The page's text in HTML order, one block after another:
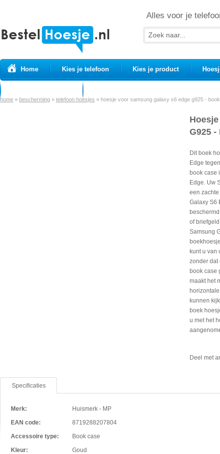
Alles voor je
Home Kies je telefoon Kies je product
home » bescherming » telefoon hoesjes » hoesje voor samsung galaxy s6 edge g925 -
G925 -
Dit boek
Edge
book case
Edge. Uw
een
Galaxy S6
of
Samsung
kunt u van
zonder dat
book case
maakt het
kunnen
boek
u met het
Deel met
Specificaties
Merk:
Huismerk - MP
EAN code:
8719288207804
Accessoire type:
Book case
Kleur:
Goud